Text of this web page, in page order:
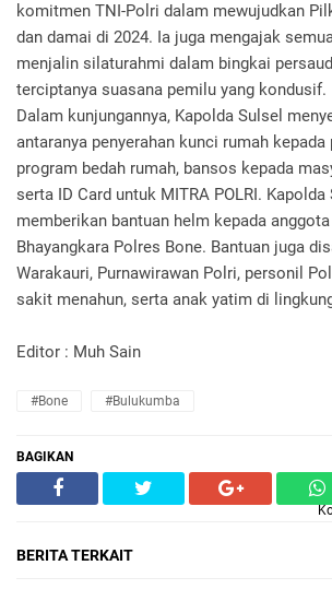
komitmen TNI-Polri dalam mewujudkan
dan damai di 2024. Ia juga mengajak
menjalin silaturahmi dalam bingkai
terciptanya suasana pemilu yang kondusif.
Dalam kunjungannya, Kapolda Sulsel
antaranya penyerahan kunci rumah
program bedah rumah, bansos kepada
serta ID Card untuk MITRA POLRI.
memberikan bantuan helm kepada anggota
Bhayangkara Polres Bone. Bantuan juga
Warakauri, Purnawirawan Polri, personil
sakit menahun, serta anak yatim di
Editor : Muh Sain
#Bone #Bulukumba
BAGIKAN
BERITA TERKAIT